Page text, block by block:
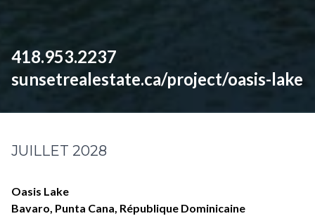
418.953.2237
sunsetrealestate.ca/project/oasis-lake
JUILLET 2028
Oasis Lake
Bavaro, Punta Cana, République Dominicaine